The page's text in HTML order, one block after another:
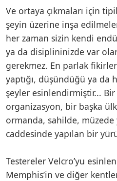
Ve ortaya çıkmaları için
şeyin üzerine inşa
her zaman sizin kendi
ya da disiplininizde var
gerekmez. En parlak
yaptığı, düşündüğü ya
şeyler esinlendirmiştir...
organizasyon, bir başka
ormanda, sahilde, müzede
caddesinde yapılan bir
Testereler Velcro’yu
Memphis’in ve diğer